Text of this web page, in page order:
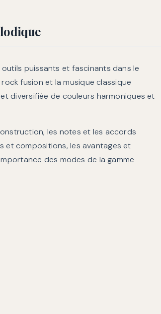
puissants et fascinants dans le
fusion et la musique classique
diversifiée de couleurs harmoniques et
les notes et les accords
et compositions, les avantages et
des modes de la gamme